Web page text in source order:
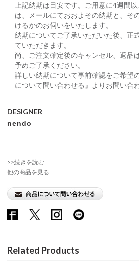
上記納期は目安です。ご用意に4週間
は、メールにておおよその納期と、そ
けるかのお伺いをいたします。
納期についてご了承いただいた後、正
ていただきます。
尚、ご注文確定後のキャンセル、返品
予めご了承ください。
詳しい納期について事前確認をご希望
について問い合わせる』よりお問い合
DESIGNER
nendo
>>続きを読む
他の商品を見る
Related Products